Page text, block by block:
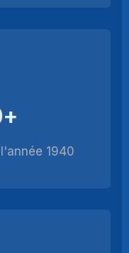
+
1940